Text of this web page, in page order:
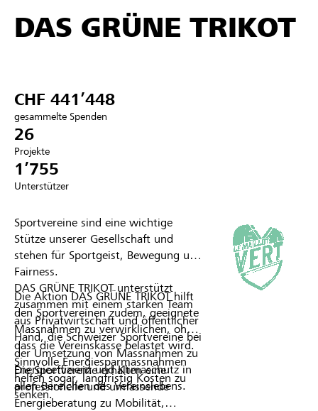
Unterstützen
Partner / Raiffeisenbank
Anmelden
Registrieren
DE FR
DAS GRÜNE TRIKOT
CHF 441’448
gesammelte Spenden
26
Projekte
1’755
Unterstützer
Sportvereine sind eine wichtige
Stütze unserer Gesellschaft und
stehen für Sportgeist, Bewegung und
Fairness.
DAS GRÜNE TRIKOT unterstützt
zusammen mit einem starken Team
aus Privatwirtschaft und öffentlicher
Hand, die Schweizer Sportvereine bei
der Umsetzung von Massnahmen zu
Energieeffizienz und Klimaschutz in
allen Bereichen des Vereinslebens.
Die Aktion DAS GRÜNE TRIKOT hilft
den Sportvereinen zudem, geeignete
Massnahmen zu verwirklichen, ohne
dass die Vereinskasse belastet wird.
Sinnvolle Energiesparmassnahmen
helfen sogar, langfristig Kosten zu
senken.
Die Sportvereine erhalten eine
professionelle und umfassende
Energieberatung zu Mobilität,